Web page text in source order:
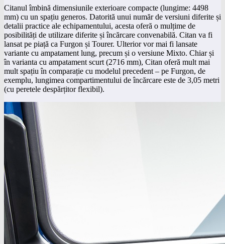
Citanul îmbină dimensiunile exterioare compacte (lungime: 4498
mm) cu un spațiu generos. Datorită unui număr de versiuni diferite și
detalii practice ale echipamentului, acesta oferă o mulțime de
posibilități de utilizare diferite și încărcare convenabilă. Citan va fi
lansat pe piață ca Furgon și Tourer. Ulterior vor mai fi lansate
variante cu ampatament lung, precum și o versiune Mixto. Chiar și
în varianta cu ampatament scurt (2716 mm), Citan oferă mult mai
mult spațiu în comparație cu modelul precedent – pe Furgon, de
exemplu, lungimea compartimentului de încărcare este de 3,05 metri
(cu peretele despărțitor flexibil).